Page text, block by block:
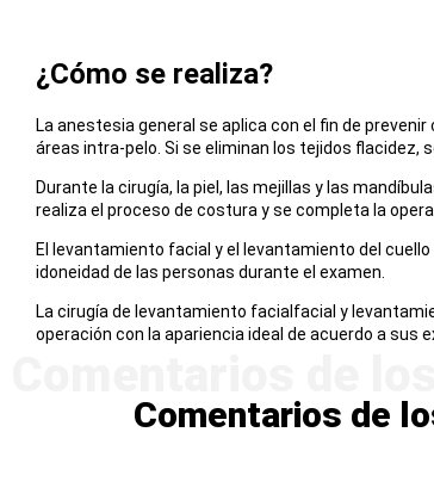
¿Cómo se realiza?
La anestesia general se aplica con el fin de
áreas intra-pelo. Si se eliminan los tejidos flacidez,
Durante la cirugía, la piel, las mejillas y las
realiza el proceso de costura y se completa la
El levantamiento facial y el levantamiento del
idoneidad de las personas durante el examen.
La cirugía de levantamiento facialfacial y
operación con la apariencia ideal de acuerdo a sus
Comentarios de